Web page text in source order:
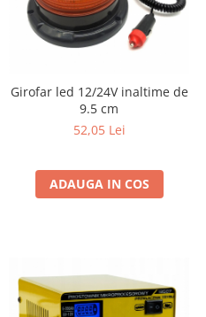
Girofar led 12/24V inaltime de
9.5 cm
52,05 Lei
ADAUGA IN COS